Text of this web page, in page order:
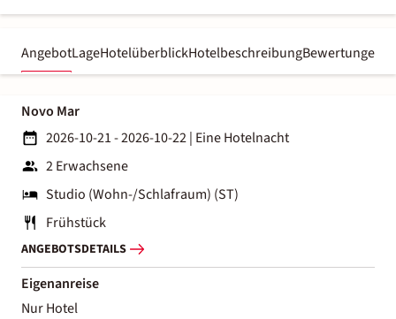
AngebotLageHotelüberblickHotelbeschreibungBewertungen
Novo Mar
2026-10-21 - 2026-10-22| Eine Hotelnacht
2 Erwachsene
Studio (Wohn-/Schlafraum) (ST)
Frühstück
ANGEBOTSDETAILS
Eigenanreise
Nur Hotel